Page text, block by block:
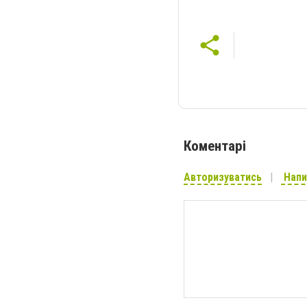
Коментарі
Авторизуватись